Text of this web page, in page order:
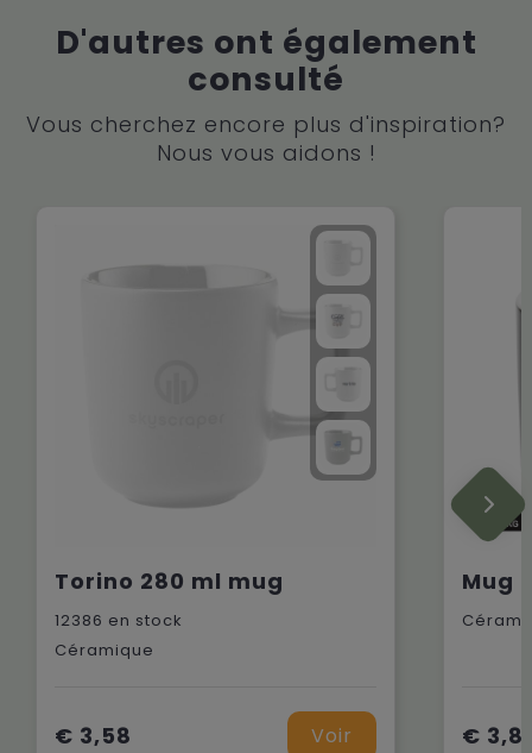
D'autres ont également
consulté
Vous cherchez encore plus d'inspiration?
Nous vous aidons !
Torino 280 ml mug
12386 en stock
Céramique
€ 3,58 Voir € 3,81